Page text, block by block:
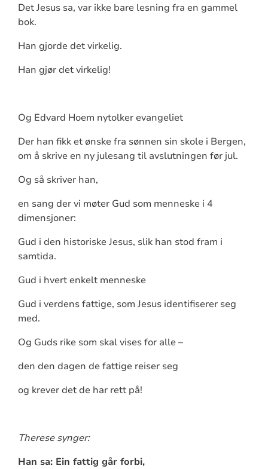
Det Jesus sa, var ikke bare lesning fra en gammel
bok.
Han gjorde det virkelig.
Han gjør det virkelig!
Og Edvard Hoem nytolker evangeliet
Der han fikk et ønske fra sønnen sin skole i Bergen,
om å skrive en ny julesang til avslutningen før jul.
Og så skriver han,
en sang der vi møter Gud som menneske i 4
dimensjoner:
Gud i den historiske Jesus, slik han stod fram i
samtida.
Gud i hvert enkelt menneske
Gud i verdens fattige, som Jesus identifiserer seg
med.
Og Guds rike som skal vises for alle –
den den dagen de fattige reiser seg
og krever det de har rett på!
Therese synger:
Han sa: Ein fattig går forbi,